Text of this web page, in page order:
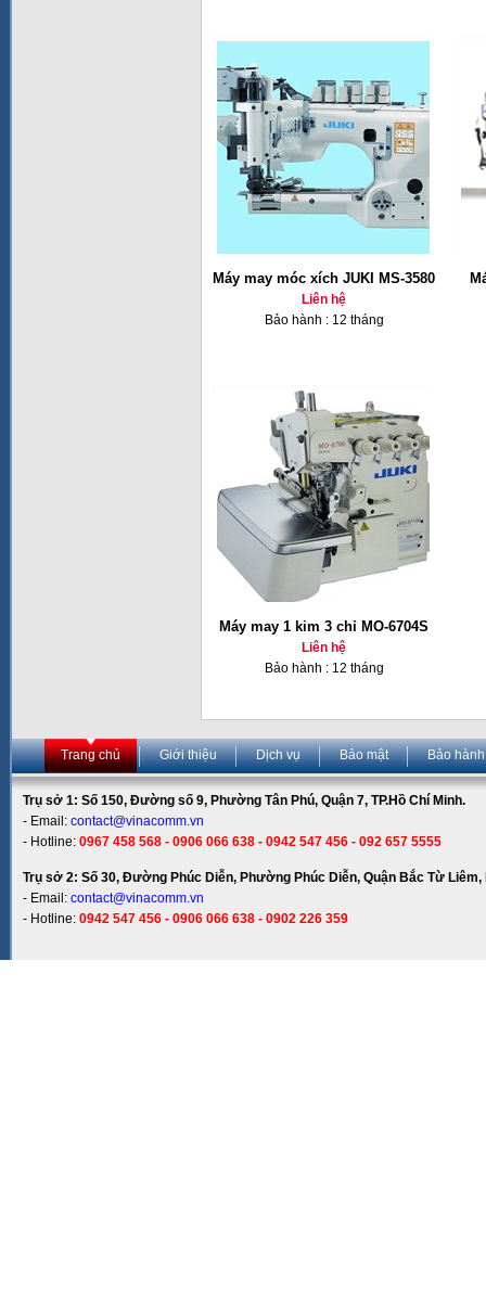
Máy may móc xích JUKI MS-3580
Liên hệ
Bảo hành : 12 tháng
Máy may 1 kim 3 chỉ MO-6704S
Liên hệ
Bảo hành : 12 tháng
Trang chủ Giới thiệu Dịch vụ Bảo mật Bảo hành
Trụ sở 1: Số 150, Đường số 9, Phường Tân Phú, Quận 7, TP.Hồ Chí Minh.
- Email: contact@vinacomm.vn
- Hotline: 0967 458 568 - 0906 066 638 - 0942 547 456 - 092 657 5555
Trụ sở 2: Số 30, Đường Phúc Diễn, Phường Phúc Diễn, Quận Bắc Từ Liêm,
- Email: contact@vinacomm.vn
- Hotline: 0942 547 456 - 0906 066 638 - 0902 226 359